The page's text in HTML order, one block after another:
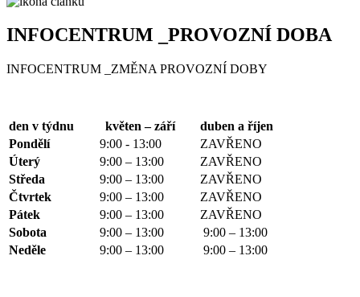
INFOCENTRUM _PROVOZNÍ DOBA
INFOCENTRUM _ZMĚNA PROVOZNÍ DOBY
den v týdnu květen – září
duben a říjen
Pondělí
9:00 - 13:00
ZAVŘENO
Úterý
9:00 – 13:00
ZAVŘENO
Středa
9:00 – 13:00
ZAVŘENO
Čtvrtek
9:00 – 13:00
ZAVŘENO
Pátek
9:00 – 13:00
ZAVŘENO
Sobota
9:00 – 13:00
9:00 – 13:00
Neděle
9:00 – 13:00 9:00 – 13:00